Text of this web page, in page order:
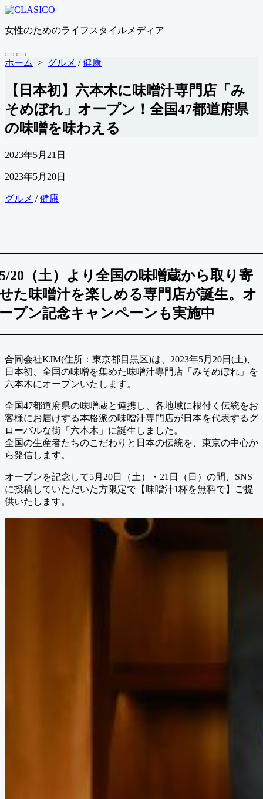
コ
テ
ツ
ッ
プ
女性のためのライフスタイルメディア
検
索
り
替
え
メ
ニ
ー
ホーム > グルメ /健康
【日本初】六本木に味噌汁専門店「み
そめぼれ」オープン！全国47都道府県
の味噌を味わえる
公
日
2023年5月21日
最
更
2023年5月20日
カ
グルメ /健康
20（土）より全国の味噌蔵から取り寄
た味噌汁を楽しめる専門店が誕生。オ
プン記念キャンペーンも実施中
合同会社KJM(住所：東京都目黒区)は、2023年5月20日(土)、
日本初、全国の味噌を集めた味噌汁専門店「みそめぼれ」を
六本木にオープンいたします。
全国47都道府県の味噌蔵と連携し、各地域に根付く伝統をお
客様にお届けする本格派の味噌汁専門店が日本を代表するグ
ローバルな街「六本木」に誕生しました。
全国の生産者たちのこだわりと日本の伝統を、東京の中心か
ら発信します。
オープンを記念して5月20日（土）・21日（日）の間、SNS
に投稿していただいた方限定で【味噌汁1杯を無料で】ご提
供いたします。